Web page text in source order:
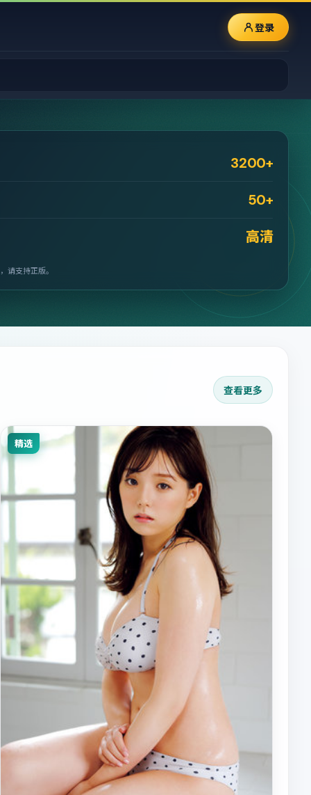
登录
3200+
50+
高清
请支持正版。
查看更多
精选